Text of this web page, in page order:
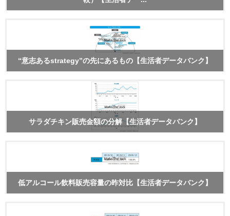
“意志あるstrategy”の先にあるもの【生活者データバンク】
サラダチキン販売金額の分解【生活者データバンク】
低アルコール飲料販売容量の昨対比【生活者データバンク】